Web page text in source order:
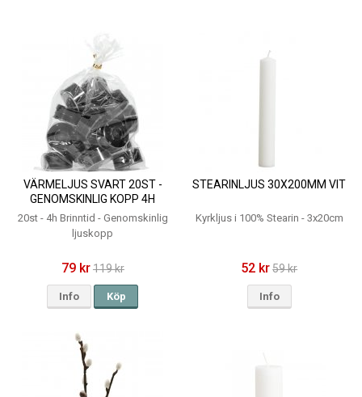
VÄRMELJUS SVART 20ST -
GENOMSKINLIG KOPP 4H
20st - 4h Brinntid - Genomskinlig
ljuskopp
79 kr119 kr
Info Köp
STEARINLJUS 30X200MM VIT
Kyrkljus i 100% Stearin - 3x20cm
52 kr59 kr
Info